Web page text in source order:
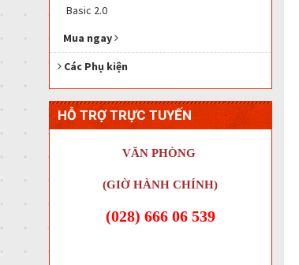
Basic 2.0
Mua ngay
Các Phụ kiện
HỖ TRỢ TRỰC TUYẾN
VĂN PHÒNG
(GIỜ HÀNH CHÍNH)
(028) 666 06 539